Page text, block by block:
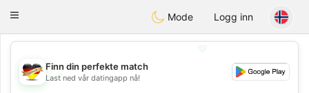
Deutsch Dating
Toggle
Mode Logg inn
💖
Finn din perfekte match
Last ned vår datingapp nå!